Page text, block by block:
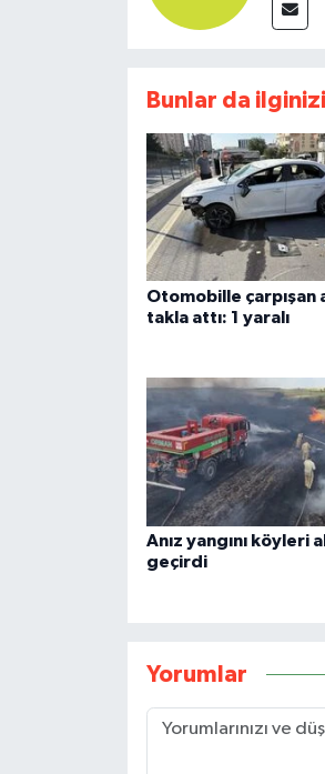
Bunlar da
Otomobille çarpışan
takla attı: 1 yaralı
Anız yangını köyleri
geçirdi
Yorumlar